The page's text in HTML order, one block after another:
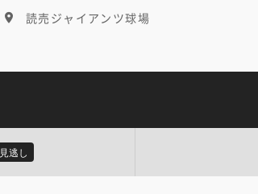
読売ジャイアンツ球場
見逃し